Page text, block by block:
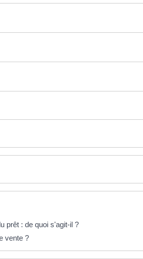
prêt : de quoi s'agit-il ?
vente ?